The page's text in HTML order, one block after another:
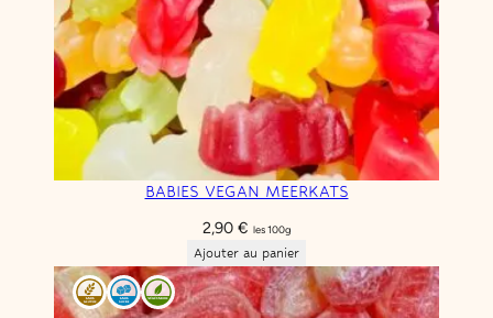
BABIES VEGAN MEERKATS
2,90 € les 100g
Ajouter au panier